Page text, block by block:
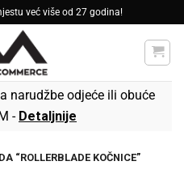
već više od 27 godina!
narudžbe odjeće ili obuće
- Detaljnije
“ROLLERBLADE KOČNICE”